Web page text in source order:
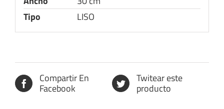
Tipo
LISO
Compartir En
Facebook
Twitear este
producto